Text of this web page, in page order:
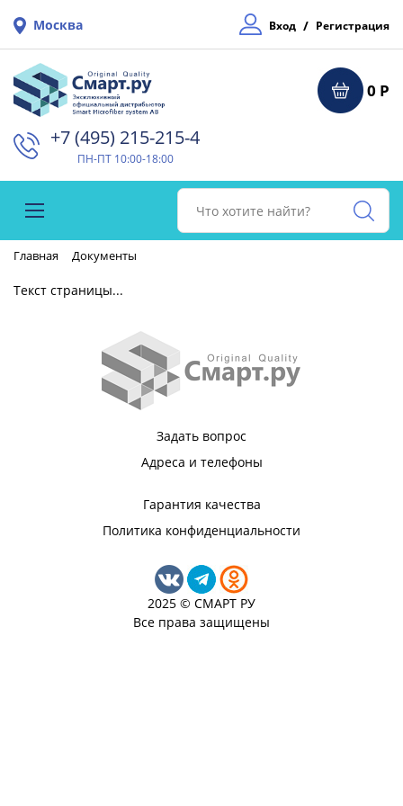
Москва Вход / Регистрация
0 Р
+7 (495) 215-215-4⁠
ПН-ПТ 10:00-18:00
Главная Документы
Текст страницы...
Задать вопрос
Адреса и телефоны
Гарантия качества
Политика конфиденциальности
2025 © СМАРТ РУ
Все права защищены